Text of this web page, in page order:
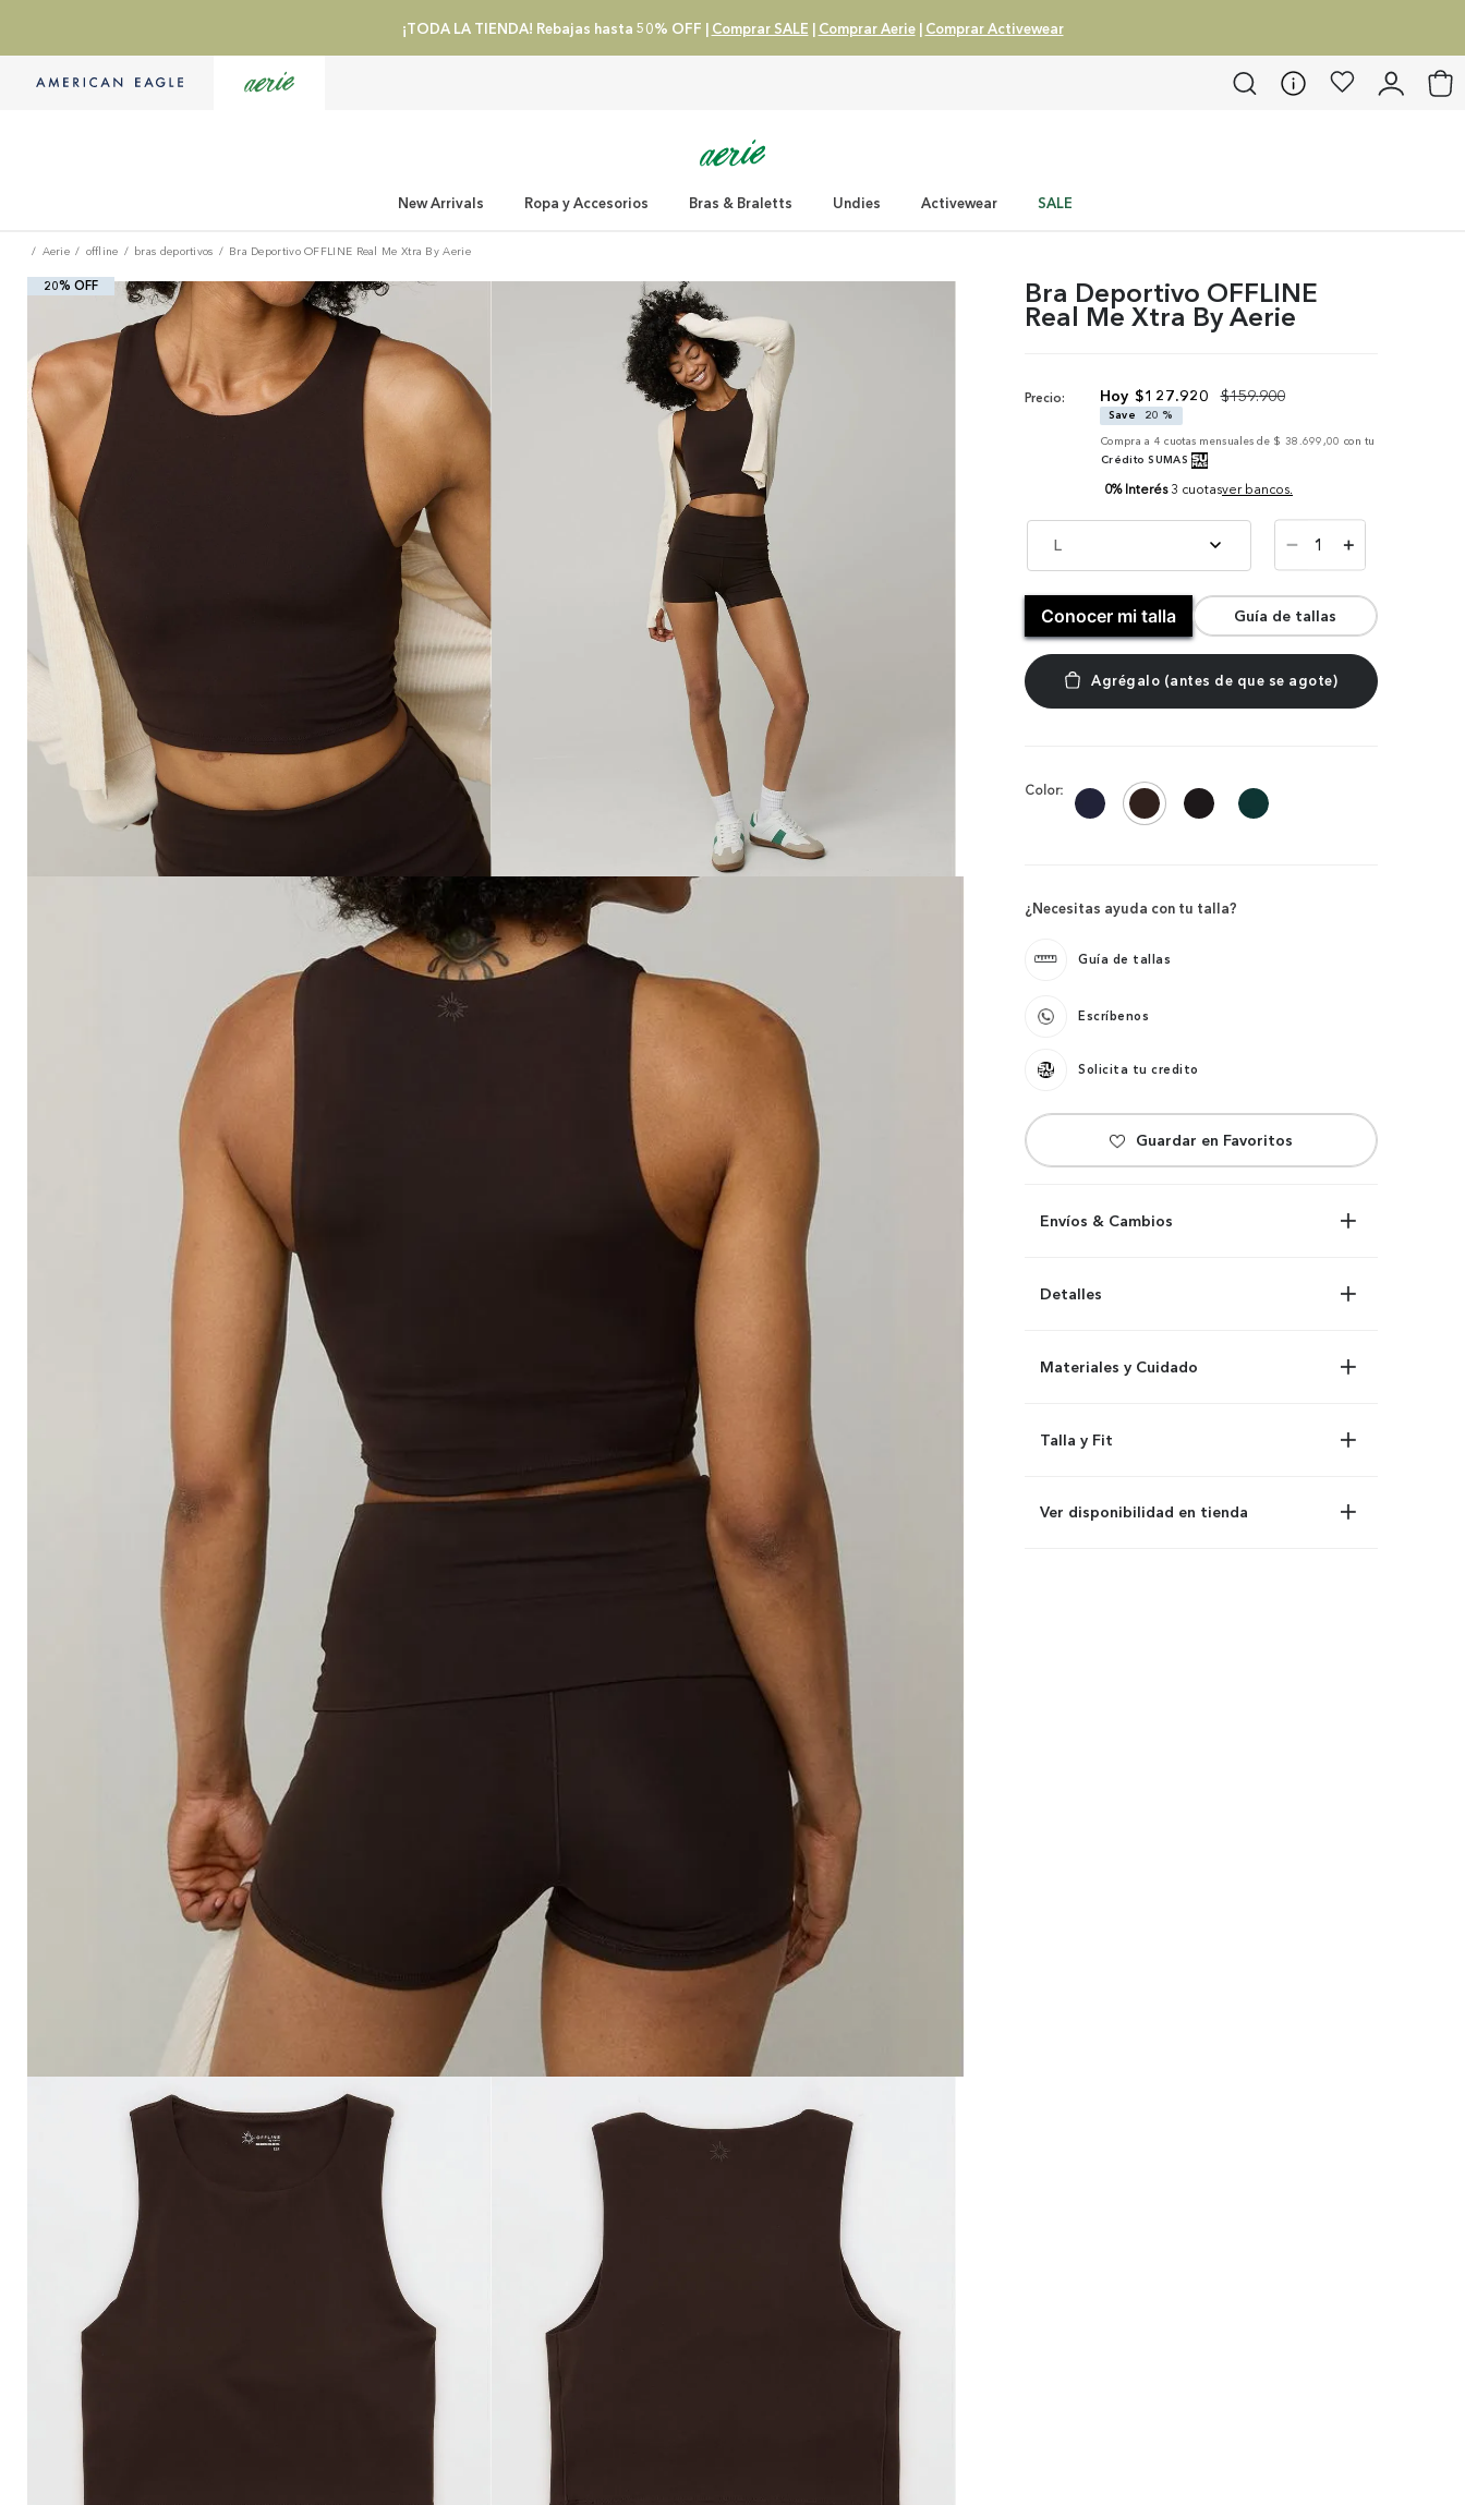
¡TODA LA TIENDA! Rebajas hasta 50% OFF | Comprar SALE | Comprar Aerie| Comprar Activewear
New Arrivals Ropa y Accesorios Bras & Braletts Undies Activewear SALE
Aerie offline bras deportivos Bra Deportivo OFFLINE Real Me Xtra By Aerie
20% OFF Bra Deportivo OFFLINE
Real Me Xtra By Aerie
Precio: $127.920 $159.900
Save
20 %
Compra a 4 cuotas mensuales de $ 38.699,00 con tu
Crédito SUMAS
0% Interés 3 cuotasver bancos.
L ＋
－
Conocer mi talla Guía de tallas
Color:
¿Necesitas ayuda con tu talla?
Guía de tallas
Escríbenos
Solicita tu credito
Envíos & Cambios
Detalles
Materiales y Cuidado
Talla y Fit
Ver disponibilidad en tienda